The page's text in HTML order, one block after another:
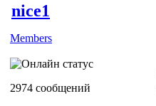
nice1
Members
2974 сообщений